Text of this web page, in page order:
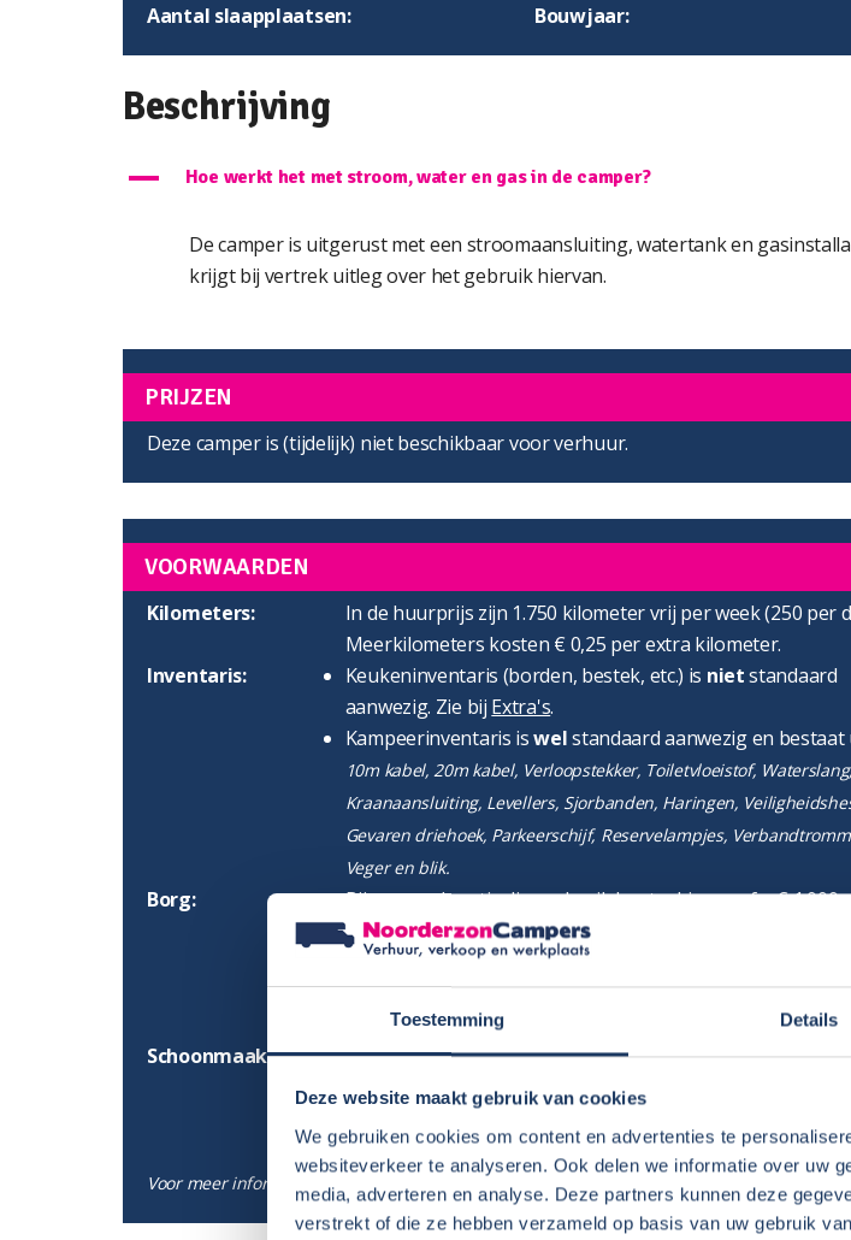
Toestemming Details
Deze website maakt gebruik van cookies
We gebruiken cookies om content en advertenties te
websiteverkeer te analyseren. Ook delen we informatie over uw
media, adverteren en analyse. Deze partners kunnen deze
verstrekt of die ze hebben verzameld op basis van uw gebruik
Aantal slaapplaatsen:
Bouwjaar:
Beschrijving
A Hoe werkt het met stroom, water en gas in de camper?
De camper is uitgerust met een stroomaansluiting, watertank en
krijgt bij vertrek uitleg over het gebruik hiervan.
PRIJZEN
Deze camper is (tijdelijk) niet beschikbaar voor verhuur.
VOORWAARDEN
Kilometers:
In de huurprijs zijn 1.750 kilometer vrij per week (250 per
Meerkilometers kosten € 0,25 per extra kilometer.
Inventaris:
Keukeninventaris (borden, bestek, etc.) is nietstandaard
aanwezig. Zie bij Extra's.
Kampeerinventaris iswelstandaard aanwezig en bestaat
10m kabel, 20m kabel, Verloopstekker, Toiletvloeistof, Waterslang,
Kraanaansluiting, Levellers, Sjorbanden, Haringen,
Gevaren driehoek, Parkeerschijf, Reservelampjes,
Veger en blik.
Borg:
Bij normaal particulier gebruik kunt u kiezen of u €
borg betaalt of dat u het eigen risico deels afkoopt. In dat
betaalt u geen borg. Bij evenementen-/zakelijke verhuur is
niet mogelijk het eigen risico af te kopen.
Zie voor meer informatie bij
Schoonmaak:
We gaan ervan uit dat u zelf de camper van binnen en
schoonmaakt. Bij veel campers is het mogelijk dit tegen
Voor meer informatie lees ook onze Algemene Voorwaarden en Verhuurinformatie